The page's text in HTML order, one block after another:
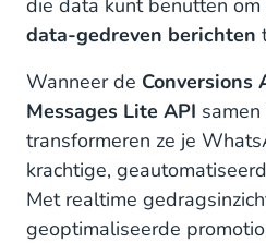
data-gedreven berichten
Wanneer de Conversions
Messages Lite API
transformeren ze je
krachtige,
Met realtime
geoptimaliseerde